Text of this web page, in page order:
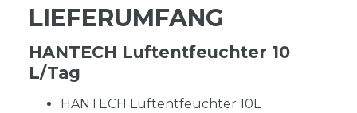
LIEFERUMFANG
HANTECH Luftentfeuchter 10
L/Tag
HANTECH Luftentfeuchter 10L